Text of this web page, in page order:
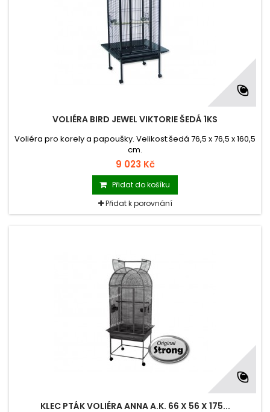
VOLIÉRA BIRD JEWEL VIKTORIE ŠEDÁ 1KS
Voliéra pro korely a papoušky. Velikost:šedá 76,5 x 76,5 x 160,5
cm.
9 023 Kč
Přidat do košíku
Přidat k porovnání
KLEC PTÁK VOLIÉRA ANNA A.K. 66 X 56 X 175...